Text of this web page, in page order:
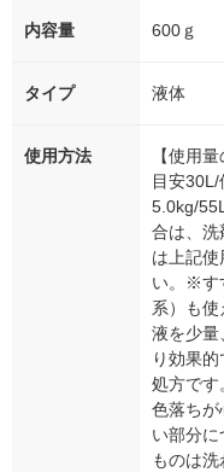
内容量 600ｇ
タイプ 液体
使用方法
【使用
目安30L/
5.0kg/
合は、
は上記使
い。※す
系）も
液を少量
り効果
処方です
色落ちが
い部分
ものは洗